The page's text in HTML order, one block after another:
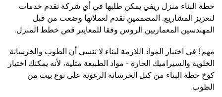
خطة البناء منزل ريفي يمكن طلبها في أي شركة تقدم خدمات
لتعزيز المشاريع. المصممين تقدم لعملائها وضعت من قبل
المهندسين المعماريين الروس وفقا للمعايير قص خطط المنزل.
مهم! في اختيار المواد اللازمة لبناء لا ننسى أن الطوب والخرسانة
الخلوية والسيراميك الحارة - مواد الطبيعة مثلية، لأنه يمكنك اختيار
كوخ خطة البناء من كتل الخرسانة الرغوية على نوع بيت من
الطوب.